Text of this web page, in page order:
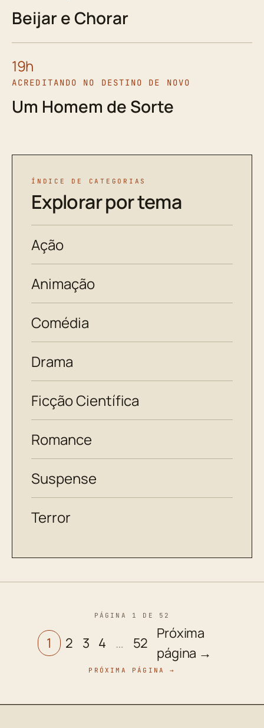
Beijar e Chorar
19h
ACREDITANDO NO DESTINO DE NOVO
Um Homem de Sorte
ÍNDICE DE CATEGORIAS
Explorar por tema
Ação
Animação
Comédia
Drama
Ficção Científica
Romance
Suspense
Terror
PÁGINA 1 DE 52
1 2 3 4 … 52
Próxima
página →
PRÓXIMA PÁGINA →